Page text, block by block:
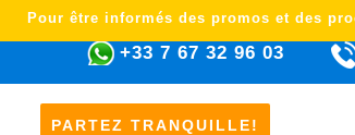
+33 7 67 32 96 03
PARTEZ TRANQUILLE!
Pour être informés des promos et des